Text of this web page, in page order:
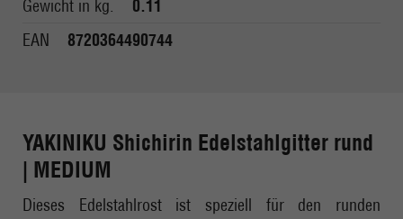
Gewicht in kg.
0.11
EAN
8720364490744
YAKINIKU Shichirin Edelstahlgitter rund
| MEDIUM
Dieses Edelstahlrost ist speziell für den runden